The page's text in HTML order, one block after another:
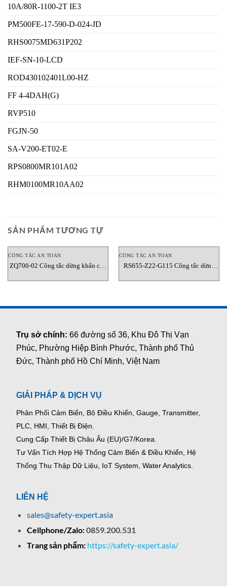
10A/80R-1100-2T IE3
PM500FE-17-590-D-024-JD
RHS0075MD631P202
IEF-SN-10-LCD
ROD430102401L00-HZ
FF 4-4DAH(G)
RVP510
FGJN-50
SA-V200-ET02-E
RPS0800MR101A02
RHM0100MR10AA02
SẢN PHẨM TƯƠNG TỰ
CÔNG TẮC AN TOÀN
ZQ700-02 Công tắc dừng khẩn cấp
CÔNG TẮC AN TOÀN
RS655-Z22-G115 Công tắc dừng
Trụ sở chính:66 đường số 36, Khu Đô Thị Vạn
Phúc, Phường Hiệp Bình Phước, Thành phố Thủ
Đức, Thành phố Hồ Chí Minh, Việt Nam
GIẢI PHÁP & DỊCH VỤ
Phân Phối Cảm Biến, Bộ Điều Khiển, Gauge, Transmitter,
PLC, HMI, Thiết Bị Điện.
Cung Cấp Thiết Bị Châu Âu (EU)/G7/Korea.
Tư Vấn Tích Hợp Hệ Thống Cảm Biến & Điều Khiển, Hệ
Thống Thu Thập Dữ Liệu, IoT System, Water Analytics.
LIÊN HỆ
sales@safety-expert.asia
Cellphone/Zalo:0859.200.531
Trang sản phẩm: https://safety-expert.asia/